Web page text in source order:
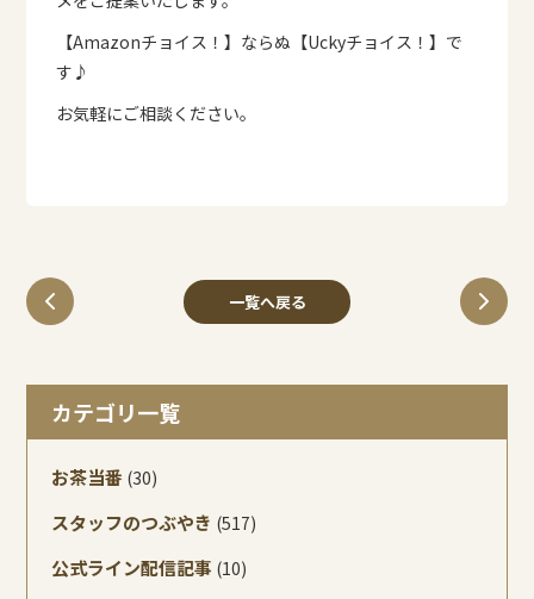
【Amazonチョイス！】ならぬ【Uckyチョイス！】で
す♪
お気軽にご相談ください。
一覧へ戻る
カテゴリ一覧
お茶当番 (30)
スタッフのつぶやき (517)
公式ライン配信記事 (10)